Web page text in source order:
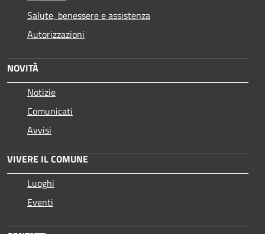
Salute, benessere e assistenza
Autorizzazioni
NOVITÀ
Notizie
Comunicati
Avvisi
VIVERE IL COMUNE
Luoghi
Eventi